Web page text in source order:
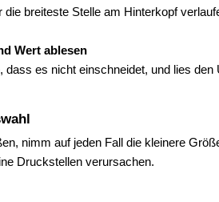
die breiteste Stelle am Hinterkopf
Wert ablesen
dass es nicht einschneidet, und lies
nimm auf jeden Fall die kleinere
Druckstellen verursachen.